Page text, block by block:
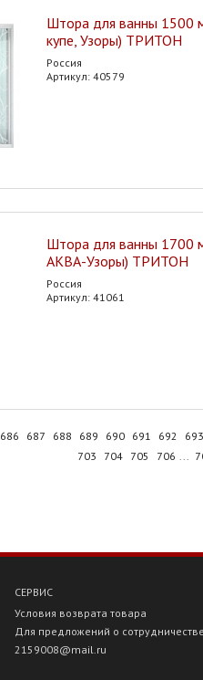
Штора для ванны 1500
купе, Узоры) ТРИТОН
Россия
Артикул: 40579
Штора для ванны 1700
АКВА-Узоры) ТРИТОН
Россия
Артикул: 41061
686 687 688 689 690 691 692 693
703
704 705 706 ...
СЕРВИС
Условия возврата товара
Для предложений о сотрудничестве
2159008@mail.ru